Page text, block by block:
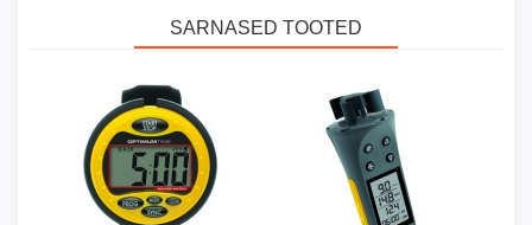
SARNASED TOOTED